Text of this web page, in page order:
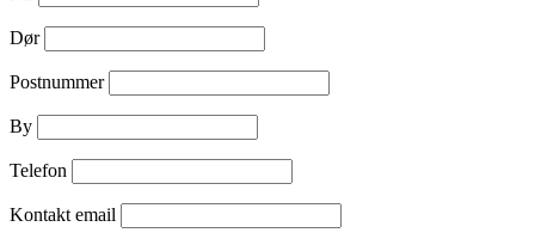
Dør
Postnummer
By
Telefon
Kontakt email